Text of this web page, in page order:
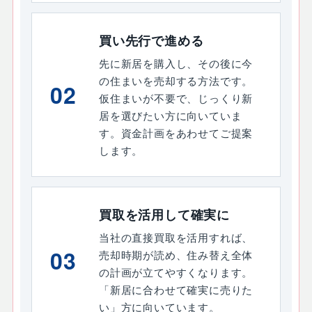
02
買い先行で進める
先に新居を購入し、その後に今
の住まいを売却する方法です。
仮住まいが不要で、じっくり新
居を選びたい方に向いていま
す。資金計画をあわせてご提案
します。
03
買取を活用して確実に
当社の直接買取を活用すれば、
売却時期が読め、住み替え全体
の計画が立てやすくなります。
「新居に合わせて確実に売りた
い」方に向いています。